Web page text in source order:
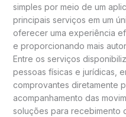
simples por meio de um
principais serviços em um
oferecer uma experiência
e proporcionando mais
Entre os serviços
pessoas físicas e jurídicas,
comprovantes diretamente
acompanhamento das
soluções para recebimento